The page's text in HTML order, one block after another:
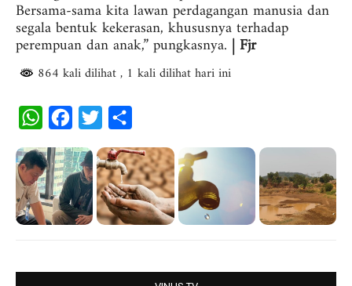
Bersama-sama kita lawan perdagangan manusia dan
segala bentuk kekerasan, khususnya terhadap
perempuan dan anak,” pungkasnya. | Fjr
864 kali dilihat, 1 kali dilihat hari ini
W
a
t
s
c
e
b
i
t
t
a
r
e